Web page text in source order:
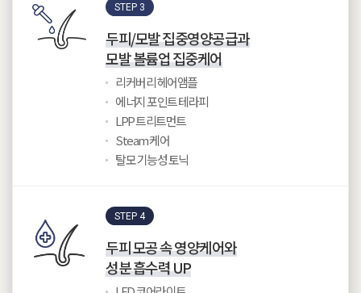
STEP 3
두피/모발 집중영양공급과
모발 볼륨업 집중케어
리커버리 헤어앰플
에너지 포인트 테라피
LPP 트리트먼트
Steam 케어
탈모 기능성 토닉
STEP 4
두피 모공 속 영양케어와
성분 흡수력 UP